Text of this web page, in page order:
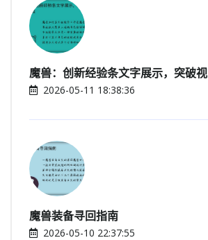
魔兽：创新经验条文字展示，突破
2026-05-11 18:38:36
魔兽装备寻回指南
2026-05-10 22:37:55